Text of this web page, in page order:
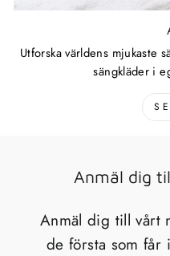
Utforska världens mjukaste
sängkläder i
Anmäl dig
Anmäl dig till vårt
de första som får